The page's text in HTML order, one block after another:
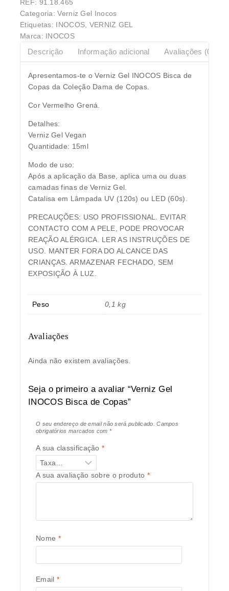
REF: 91.18.465
Categoria:Verniz Gel Inocos
Etiquetas: INOCOS VERNIZ GEL
Marca: INOCOS
Descrição Informação adicional Avaliações (0)
Apresentamos-te o Verniz Gel INOCOS Bisca de
Copas da Coleção Dama de Copas.
Cor Vermelho Grená.
Detalhes:
Verniz Gel Vegan
Quantidade: 15ml
Modo de uso:
Após a aplicação da Base, aplica uma ou duas
camadas finas de Verniz Gel.
Catalisa em Lâmpada UV (120s) ou LED (60s).
PRECAUÇÕES: USO PROFISSIONAL. EVITAR
CONTACTO COM A PELE, PODE PROVOCAR
REAÇÃO ALÉRGICA. LER AS INSTRUÇÕES DE
USO. MANTER FORA DO ALCANCE DAS
CRIANÇAS. ARMAZENAR FECHADO, SEM
EXPOSIÇÃO À LUZ.
Peso 0,1 kg
Avaliações
Ainda não existem avaliações.
Seja o primeiro a avaliar “Verniz Gel
INOCOS Bisca de Copas”
O seu endereço de email não será publicado.
Campos
obrigatórios marcados com *
A sua classificação*
A sua avaliação sobre o produto *
Nome *
Email *